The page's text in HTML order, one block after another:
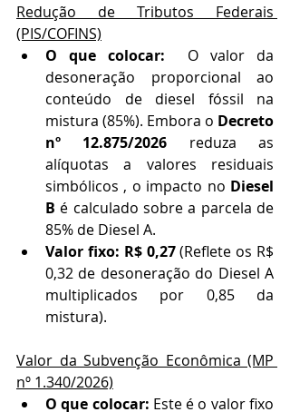
Redução de Tributos Federais
(PIS/COFINS)
O que colocar: O valor da
desoneração proporcional ao
conteúdo de diesel fóssil na
mistura (85%). Embora o Decreto
nº 12.875/2026 reduza as
alíquotas a valores residuais
simbólicos , o impacto no Diesel
B é calculado sobre a parcela de
85% de Diesel A.
Valor fixo: R$ 0,27 (Reflete os R$
0,32 de desoneração do Diesel A
multiplicados por 0,85 da
mistura).
Valor da Subvenção Econômica (MP
nº 1.340/2026)
O que colocar: Este é o valor fixo